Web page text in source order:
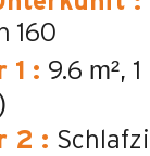
160
1 : 9.6 m² 1
2 :